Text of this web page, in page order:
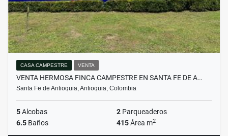
CASA CAMPESTRE VENTA
VENTA HERMOSA FINCA CAMPESTRE EN SANTA FE DE A…
Santa Fe de Antioquia, Antioquia, Colombia
5Alcobas 2 Parqueaderos
6.5 Baños 415Área m2